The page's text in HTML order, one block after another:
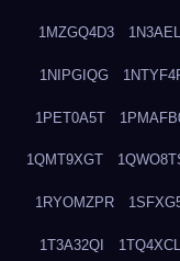
1MZGQ4D3
1NIPGIQG
1PET0A5T
1QMT9XGT
1RYOMZPR
1T3A32QI 1TQ4XCLI